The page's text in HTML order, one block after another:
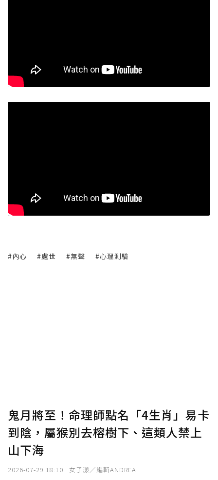
#內心 #處世 #無聲 #心理測驗
鬼月將至！命理師點名「4生肖」易卡
到陰，屬猴別去榕樹下、這類人禁上
山下海
2026-07-29 18:10 女子漾／編輯ANDREA